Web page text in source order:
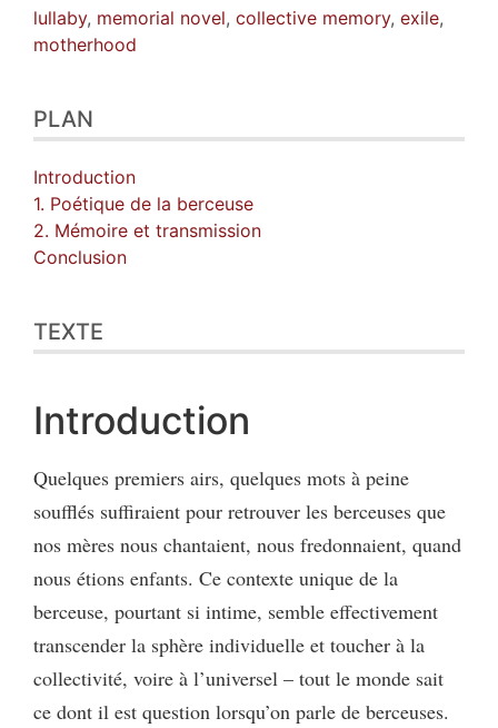
lullaby, memorial novel, collective memory, exile,
motherhood
PLAN
Introduction
1. Poétique de la berceuse
2. Mémoire et transmission
Conclusion
TEXTE
Introduction
Quelques premiers airs, quelques mots à peine
soufflés suffiraient pour retrouver les berceuses que
nos mères nous chantaient, nous fredonnaient, quand
nous étions enfants. Ce contexte unique de la
berceuse, pourtant si intime, semble effectivement
transcender la sphère individuelle et toucher à la
collectivité, voire à l’universel – tout le monde sait
ce dont il est question lorsqu’on parle de berceuses.